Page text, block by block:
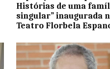
Histórias de uma
singular” inaugurada
Teatro Florbela